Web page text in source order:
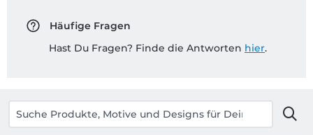
Häufige Fragen
Hast Du Fragen? Finde die Antworten hier.